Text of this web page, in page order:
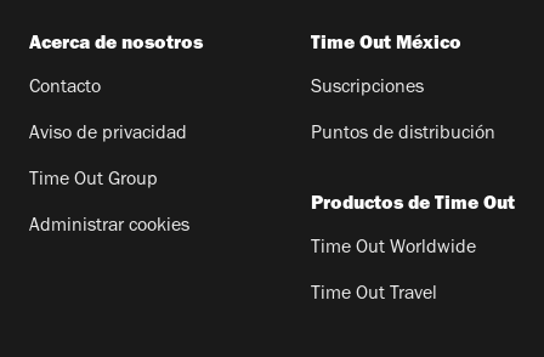
Acerca de nosotros
Contacto
Aviso de privacidad
Time Out Group
Administrar cookies
Time Out México
Suscripciones
Puntos de distribución
Productos de Time Out
Time Out Worldwide
Time Out Travel